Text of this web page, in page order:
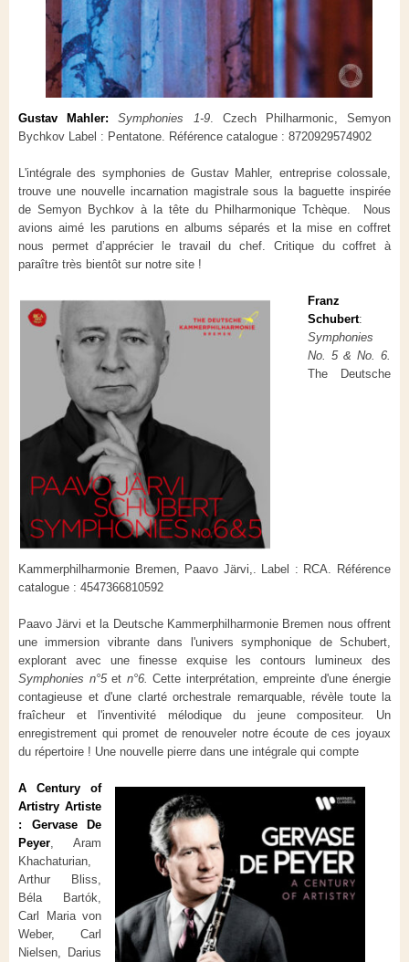
Gustav Mahler: Symphonies 1-9. Czech Philharmonic, Semyon
Bychkov Label : Pentatone. Référence catalogue : 8720929574902
L'intégrale des symphonies de Gustav Mahler, entreprise colossale,
trouve une nouvelle incarnation magistrale sous la baguette inspirée
de Semyon Bychkov à la tête du Philharmonique Tchèque. Nous
avions aimé les parutions en albums séparés et la mise en coffret
nous permet d’apprécier le travail du chef. Critique du coffret à
paraître très bientôt sur notre site !
Franz
Schubert:
Symphonies
No. 5 & No. 6.
The Deutsche
Kammerphilharmonie Bremen, Paavo Järvi,. Label : RCA. Référence
catalogue : 4547366810592
Paavo Järvi et la Deutsche Kammerphilharmonie Bremen nous offrent
une immersion vibrante dans l'univers symphonique de Schubert,
explorant avec une finesse exquise les contours lumineux des
Symphonies n°5 et n°6. Cette interprétation, empreinte d'une énergie
contagieuse et d'une clarté orchestrale remarquable, révèle toute la
fraîcheur et l'inventivité mélodique du jeune compositeur. Un
enregistrement qui promet de renouveler notre écoute de ces joyaux
du répertoire ! Une nouvelle pierre dans une intégrale qui compte
A Century of
Artistry Artiste
: Gervase De
Peyer , Aram
Khachaturian,
Arthur Bliss,
Béla Bartók,
Carl Maria von
Weber, Carl
Nielsen, Darius